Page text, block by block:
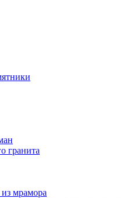
гранита
мрамора